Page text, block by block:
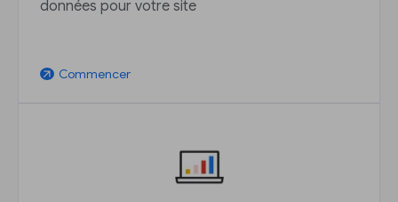
données pour votre site
arrow_outward Commencer